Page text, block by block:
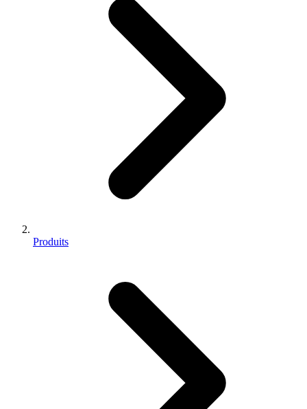
Produits